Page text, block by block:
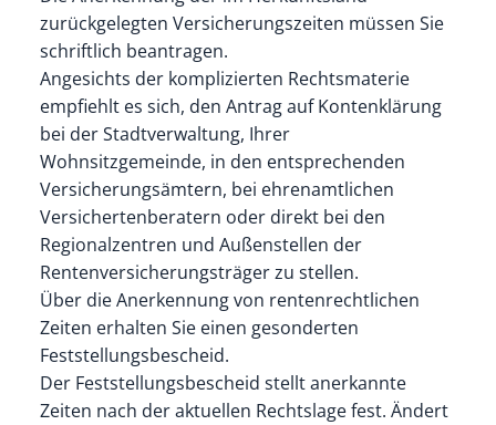
zurückgelegten Versicherungszeiten müssen Sie
schriftlich beantragen.
Angesichts der komplizierten Rechtsmaterie
empfiehlt es sich, den Antrag auf Kontenklärung
bei der Stadtverwaltung, Ihrer
Wohnsitzgemeinde, in den entsprechenden
Versicherungsämtern, bei ehrenamtlichen
Versichertenberatern oder direkt bei den
Regionalzentren und Außenstellen der
Rentenversicherungsträger zu stellen.
Über die Anerkennung von rentenrechtlichen
Zeiten erhalten Sie einen gesonderten
Feststellungsbescheid.
Der Feststellungsbescheid stellt anerkannte
Zeiten nach der aktuellen Rechtslage fest. Ändert